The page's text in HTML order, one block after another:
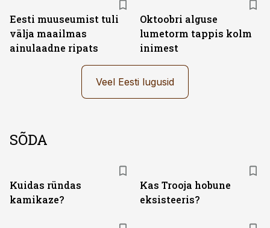
Eesti muuseumist tuli
välja maailmas
ainulaadne ripats
Oktoobri alguse
lumetorm tappis kolm
inimest
Veel Eesti lugusid
SÕDA
Kuidas ründas
kamikaze?
Kas Trooja hobune
eksisteeris?